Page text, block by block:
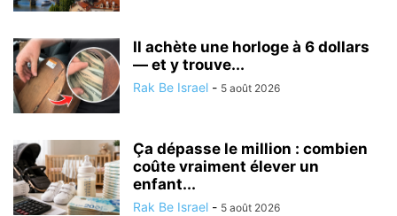
Il achète une horloge à 6 dollars
— et y trouve...
Rak Be Israel - 5 août 2026
Ça dépasse le million : combien
coûte vraiment élever un
enfant...
Rak Be Israel - 5 août 2026